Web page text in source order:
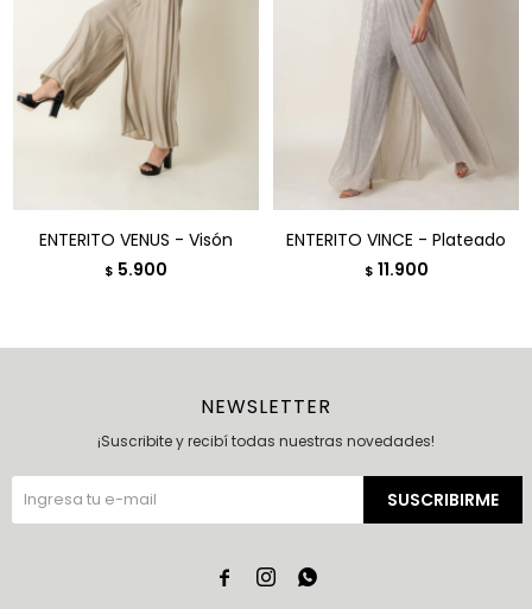
ENTERITO VENUS - Visón
$ 5.900
ENTERITO VINCE - Plateado
$ 11.900
NEWSLETTER
¡Suscribite y recibí todas nuestras novedades!
SUSCRIBIRME
  